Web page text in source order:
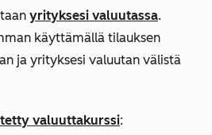
yrityksesi valuutassa.
käyttämällä tilauksen
ja yrityksesi valuutan välistä
valuuttakurssi: